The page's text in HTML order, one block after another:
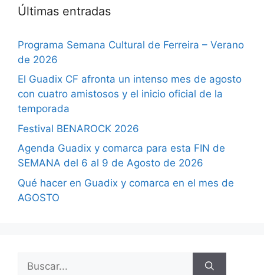
Últimas entradas
Programa Semana Cultural de Ferreira – Verano
de 2026
El Guadix CF afronta un intenso mes de agosto
con cuatro amistosos y el inicio oficial de la
temporada
Festival BENAROCK 2026
Agenda Guadix y comarca para esta FIN de
SEMANA del 6 al 9 de Agosto de 2026
Qué hacer en Guadix y comarca en el mes de
AGOSTO